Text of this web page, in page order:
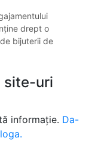
drept o
bijuterii de
site-uri
informație. Da-